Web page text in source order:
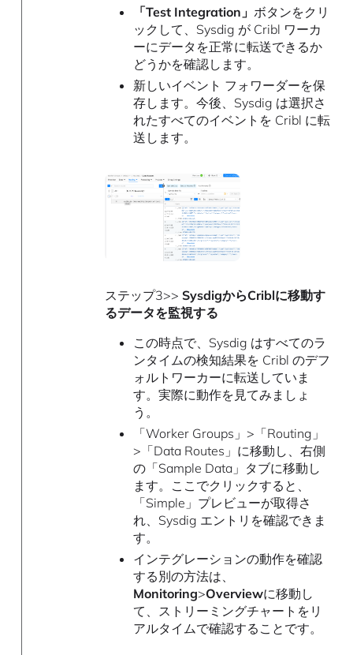
「Test Integration」 ボタンをクリ
ックして、Sysdig が Cribl ワーカ
ーにデータを正常に転送できるか
どうかを確認します。
新しいイベント フォワーダーを保
存します。今後、Sysdig は選択さ
れたすべてのイベントを Cribl に転
送します。
ステップ3>>SysdigからCriblに移動す
るデータを監視する
この時点で、Sysdig はすべてのラ
ンタイムの検知結果を Cribl のデフ
ォルトワーカーに転送していま
す。実際に動作を見てみましょ
う。
「Worker Groups」>「Routing」
>「Data Routes」に移動し、右側
の「Sample Data」タブに移動し
ます。ここでクリックすると、
「Simple」プレビューが取得さ
れ、Sysdig エントリを確認できま
す。
インテグレーションの動作を確認
する別の方法は、
Monitoring>Overviewに移動し
て、ストリーミングチャートをリ
アルタイムで確認することです。